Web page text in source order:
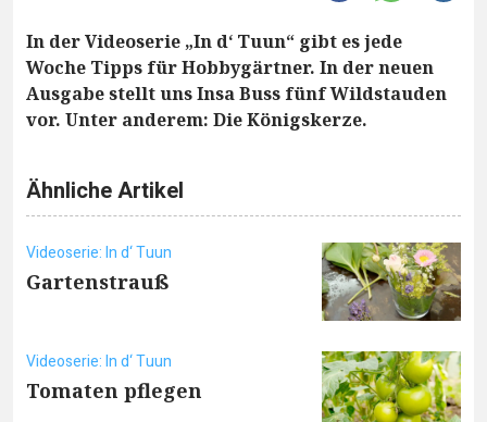
In der Videoserie „In d‘ Tuun“ gibt es jede
Woche Tipps für Hobbygärtner. In der neuen
Ausgabe stellt uns Insa Buss fünf Wildstauden
vor. Unter anderem: Die Königskerze.
Ähnliche Artikel
Videoserie: In d‘ Tuun
Gartenstrauß
Videoserie: In d‘ Tuun
Tomaten pflegen